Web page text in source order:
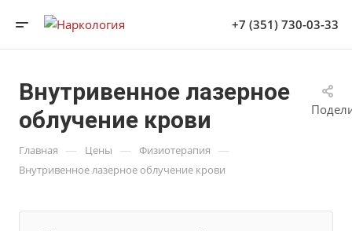
+7 (351) 730-03-33
Внутривенное лазерное
облучение крови
Главная — Цены — Физиотерапия —
Внутривенное лазерное облучение крови